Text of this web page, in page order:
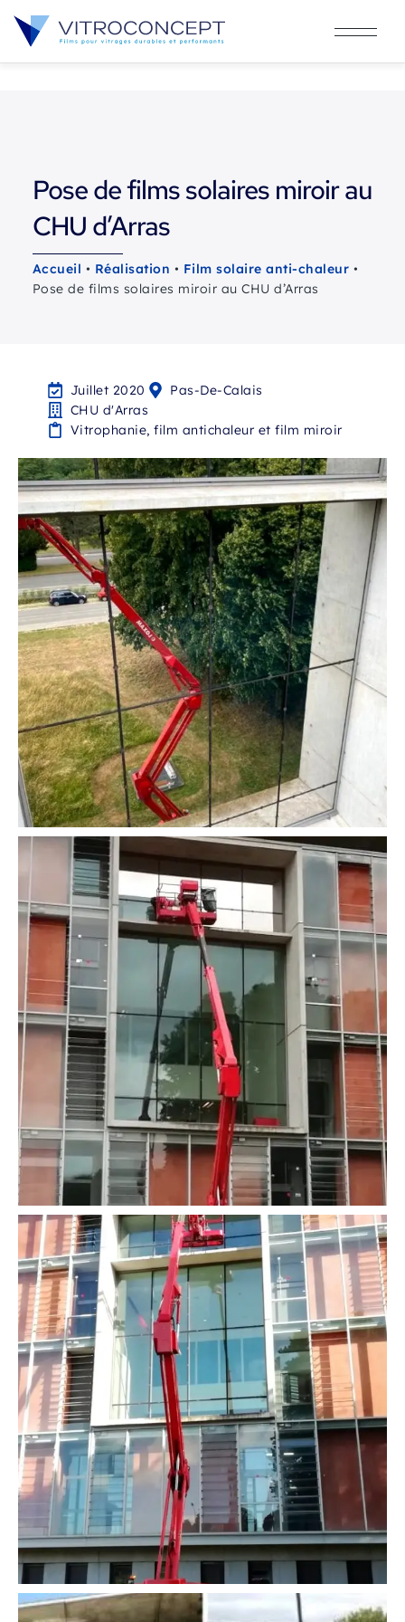
Pose de films solaires miroir au
CHU d’Arras
Accueil • Réalisation • Film solaire anti-chaleur •
Pose de films solaires miroir au CHU d’Arras
Juillet 2020
Pas-De-Calais
CHU d'Arras
Vitrophanie, film antichaleur et film miroir